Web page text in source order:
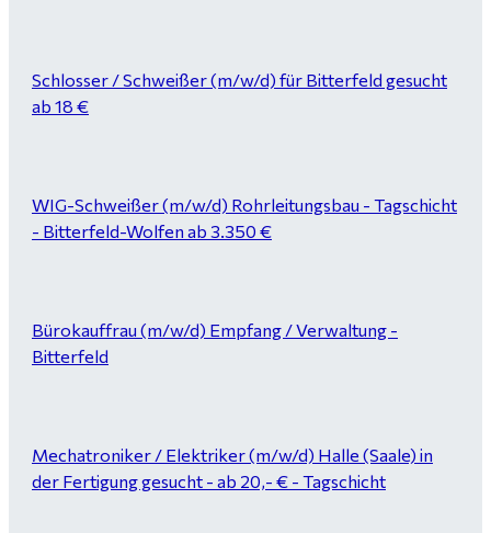
Schlosser / Schweißer (m/w/d) für Bitterfeld gesucht
ab 18 €
WIG-Schweißer (m/w/d) Rohrleitungsbau - Tagschicht
- Bitterfeld-Wolfen ab 3.350 €
Bürokauffrau (m/w/d) Empfang / Verwaltung -
Bitterfeld
Mechatroniker / Elektriker (m/w/d) Halle (Saale) in
der Fertigung gesucht - ab 20,- € - Tagschicht